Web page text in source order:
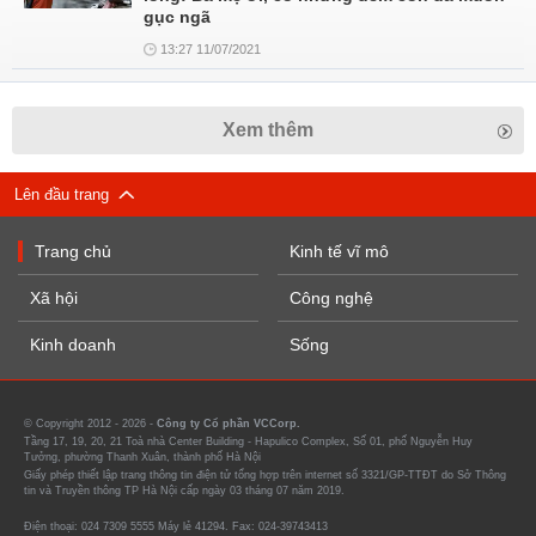
gục ngã
13:27 11/07/2021
Xem thêm
Lên đầu trang
Trang chủ
Xã hội
Kinh doanh
Kinh tế vĩ mô
Công nghệ
Sống
© Copyright 2012 - 2026 - Công ty Cổ phần VCCorp.
Tầng 17, 19, 20, 21 Toà nhà Center Building - Hapulico Complex, Số 01, phố Nguyễn Huy
Tưởng, phường Thanh Xuân, thành phố Hà Nội
Giấy phép thiết lập trang thông tin điện tử tổng hợp trên internet số 3321/GP-TTĐT do Sở Thông
tin và Truyền thông TP Hà Nội cấp ngày 03 tháng 07 năm 2019.
Điện thoại: 024 7309 5555 Máy lẻ 41294. Fax: 024-39743413